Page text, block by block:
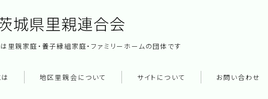
城県里親連合会
里親家庭・養子縁組家庭・ファミリーホームの団体です
地区里親会について サイトについて お問い合わせ